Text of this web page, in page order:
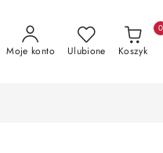
Moje konto Ulubione Koszyk
0